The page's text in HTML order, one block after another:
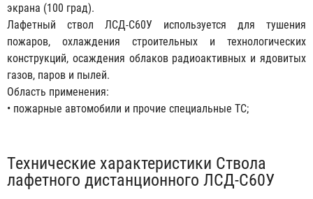
экрана (100 град).
Лафетный ствол ЛСД-С60У используется для тушения
пожаров, охлаждения строительных и технологических
конструкций, осаждения облаков радиоактивных и ядовитых
газов, паров и пылей.
Область применения:
• пожарные автомобили и прочие специальные ТС;
Табы
Технические характеристики Ствола
лафетного дистанционного ЛСД-С60У